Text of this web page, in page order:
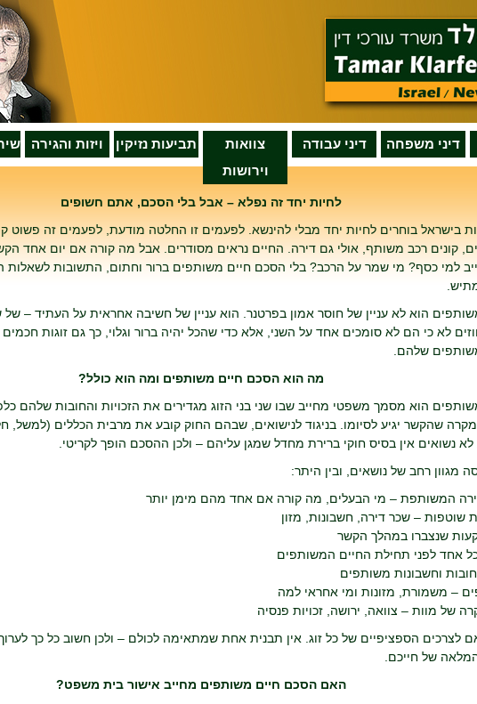
דיני משפחה דיני עבודה
צוואות
וירושות
תביעות נזיקין ויזות והגירה
לחיות יחד זה נפלא – אבל בלי הסכם, אתם חשופים
בישראל בוחרים לחיות יחד מבלי להינשא. לפעמים זו החלטה מודעת, לפעמים זה פשוט
קונים רכב משותף, אולי גם דירה. החיים נראים מסודרים. אבל מה קורה אם יום אחד
למי כסף? מי שמר על הרכב? בלי הסכם חיים משותפים ברור וחתום, התשובות לשאלות
הוא לא עניין של חוסר אמון בפרטנר. הוא עניין של חשיבה אחראית על העתיד –
לא כי הם לא סומכים אחד על השני, אלא כדי שהכל יהיה ברור וגלוי, כך גם זוגות
שלהם.
מה הוא הסכם חיים משותפים ומה הוא כולל?
הוא מסמך משפטי מחייב שבו שני בני הזוג מגדירים את הזכויות והחובות שלהם
שהקשר יגיע לסיומו. בניגוד לנישואים, שבהם החוק קובע את מרבית הכללים (למשל,
לא נשואים אין בסיס חוקי ברירת מחדל שמגן עליהם – ולכן ההסכם הופך לקריטי.
מגוון רחב של נושאים, ובין היתר:
המשותפת – מי הבעלים, מה קורה אם אחד מהם מימן יותר
שוטפות – שכר דירה, חשבונות, מזון
שנצברו במהלך הקשר
אחד לפני תחילת החיים המשותפים
וחשבונות משותפים
– משמורת, מזונות ומי אחראי למה
של מוות – צוואה, ירושה, זכויות פנסיה
לצרכים הספציפיים של כל זוג. אין תבנית אחת שמתאימה לכולם – ולכן חשוב כל כך לערוך
של חייכם.
האם הסכם חיים משותפים מחייב אישור בית משפט?